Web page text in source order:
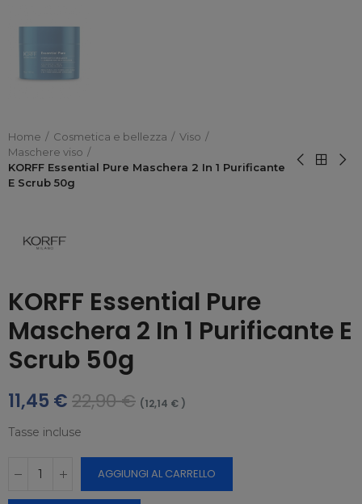
Home Cosmetica e bellezza
Viso
Maschere viso
KORFF Essential Pure Maschera 2 In 1 Purificante
E Scrub 50g
KORFF Essential Pure
Maschera 2 In 1 Purificante E
Scrub 50g
11,45 €22,90 € (12,14 € )
Tasse incluse
AGGIUNGI AL CARRELLO